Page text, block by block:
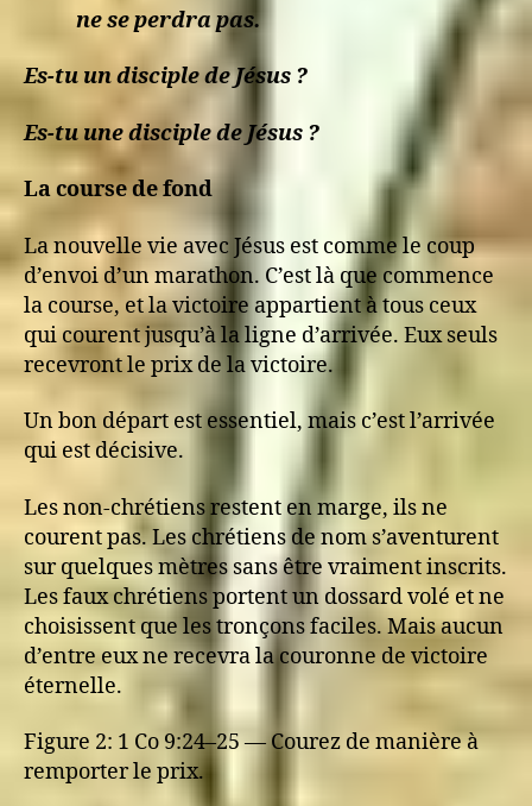
ne se perdra pas.
Es-tu un disciple de Jésus ?
Es-tu une disciple de Jésus ?
La course de fond
La nouvelle vie avec Jésus est comme le coup
d’envoi d’un marathon. C’est là que commence
la course, et la victoire appartient à tous ceux
qui courent jusqu’à la ligne d’arrivée. Eux seuls
recevront le prix de la victoire.
Un bon départ est essentiel, mais c’est l’arrivée
qui est décisive.
Les non-chrétiens restent en marge, ils ne
courent pas. Les chrétiens de nom s’aventurent
sur quelques mètres sans être vraiment inscrits.
Les faux chrétiens portent un dossard volé et ne
choisissent que les tronçons faciles. Mais aucun
d’entre eux ne recevra la couronne de victoire
éternelle.
Figure 2: 1 Co 9:24–25 — Courez de manière à
remporter le prix.